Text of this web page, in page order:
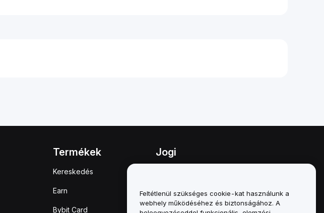
Termékek
Kereskedés
Earn
Bybit Card
Jogi
A letétkezelési és
adminisztrációs szabályzat
összefoglalója
Feltétlenül szükséges cookie-kat használunk a
webhely működéséhez és biztonságához. A